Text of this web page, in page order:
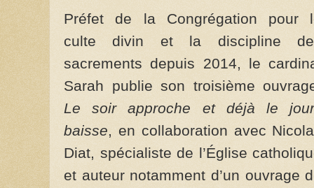
Préfet de la Congrégation pour
culte divin et la discipline
sacrements depuis 2014, le
Sarah publie son troisième
Le soir approche et déjà le
baisse, en collaboration avec
Diat, spécialiste de l’Église
et auteur notamment d’un ouvrage